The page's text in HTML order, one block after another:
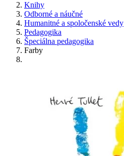
Knihy
Odborné a náučné
Humanitné a spoločenské vedy
Pedagogika
Špeciálna pedagogika
Farby